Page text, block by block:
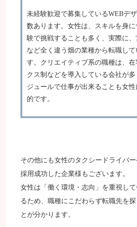
未経験歓迎で募集しているWEBデ
数あります。女性は、スキルを身
験で挑戦することも多く、実際に
など全く違う畑の業種から転職して
す。クリエイティブ系の職種は、
クス制などを導入している会社が
ジュールで仕事が出来ることも女
的です。
その他にも女性のタクシードライバ
採用成功した企業様もございます。
女性は「働く環境・志向」を重視し
るため、職種にこだわらず転職先を
とが分かります。